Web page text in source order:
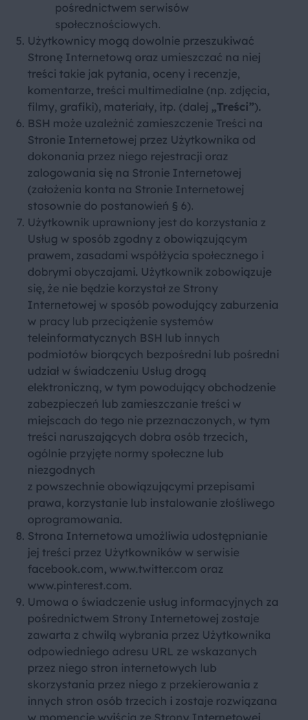
pośrednictwem serwisów
społecznościowych.
Użytkownicy mogą dowolnie przeszukiwać
Stronę Internetową oraz umieszczać na niej
treści takie jak pytania, oceny i recenzje,
komentarze, treści multimedialne (np. zdjęcia,
filmy, grafiki), materiały, itp. (dalej „Treści”).
BSH może uzależnić zamieszczenie Treści na
Stronie Internetowej przez Użytkownika od
dokonania przez niego rejestracji oraz
zalogowania się na Stronie Internetowej
(założenia konta na Stronie Internetowej
stosownie do postanowień § 6).
Użytkownik uprawniony jest do korzystania z
Usług w sposób zgodny z obowiązującym
prawem, zasadami współżycia społecznego i
dobrymi obyczajami. Użytkownik zobowiązuje
się, że nie będzie korzystał ze Strony
Internetowej w sposób powodujący zaburzenia
w pracy lub przeciążenie systemów
teleinformatycznych BSH lub innych
podmiotów biorących bezpośredni lub pośredni
udział w świadczeniu Usług drogą
elektroniczną, w tym powodujący obchodzenie
zabezpieczeń lub zamieszczanie treści w
miejscach do tego nie przeznaczonych, w tym
treści naruszających dobra osób trzecich,
ogólnie przyjęte normy społeczne lub
niezgodnych
z powszechnie obowiązującymi przepisami
prawa, korzystanie lub instalowanie złośliwego
oprogramowania.
Strona Internetowa umożliwia udostępnianie
jej treści przez Użytkowników w serwisie
facebook.com, www.twitter.com oraz
www.pinterest.com.
Umowa o świadczenie usług informacyjnych za
pośrednictwem Strony Internetowej zostaje
zawarta z chwilą wybrania przez Użytkownika
odpowiedniego adresu URL ze wskazanych
przez niego stron internetowych lub
skorzystania przez niego z przekierowania z
innych stron osób trzecich i zostaje rozwiązana
w momencie wyjścia ze Strony Internetowej.